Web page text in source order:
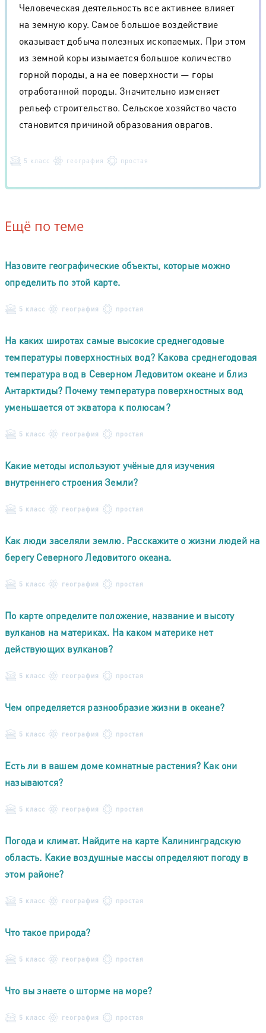
Человеческая деятельность все активнее влияет
на земную кору. Самое большое воздействие
оказывает добыча полезных ископаемых. При этом
из земной коры изымается большое количество
горной породы, а на ее поверхности — горы
отработанной породы. Значительно изменяет
рельеф строительство. Сельское хозяйство часто
становится причиной образования оврагов.
5 класс география простая
Ещё по теме
Назовите географические объекты, которые можно
определить по этой карте.
5 класс география простая
На каких широтах самые высокие среднегодовые
температуры поверхностных вод? Какова среднегодовая
температура вод в Северном Ледовитом океане и близ
Антарктиды? Почему температура поверхностных вод
уменьшается от экватора к полюсам?
5 класс география простая
Какие методы используют учёные для изучения
внутреннего строения Земли?
5 класс география простая
Как люди заселяли землю. Расскажите о жизни людей на
берегу Северного Ледовитого океана.
5 класс география простая
По карте определите положение, название и высоту
вулканов на материках. На каком материке нет
действующих вулканов?
5 класс география простая
Чем определяется разнообразие жизни в океане?
5 класс география простая
Есть ли в вашем доме комнатные растения? Как они
называются?
5 класс география простая
Погода и климат. Найдите на карте Калининградскую
область. Какие воздушные массы определяют погоду в
этом районе?
5 класс география простая
Что такое природа?
5 класс география простая
Что вы знаете о шторме на море?
5 класс география простая